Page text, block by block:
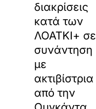
διακρίσεις
κατά των
ΛΟΑΤΚΙ+ σε
συνάντηση
με
ακτιβίστρια
από την